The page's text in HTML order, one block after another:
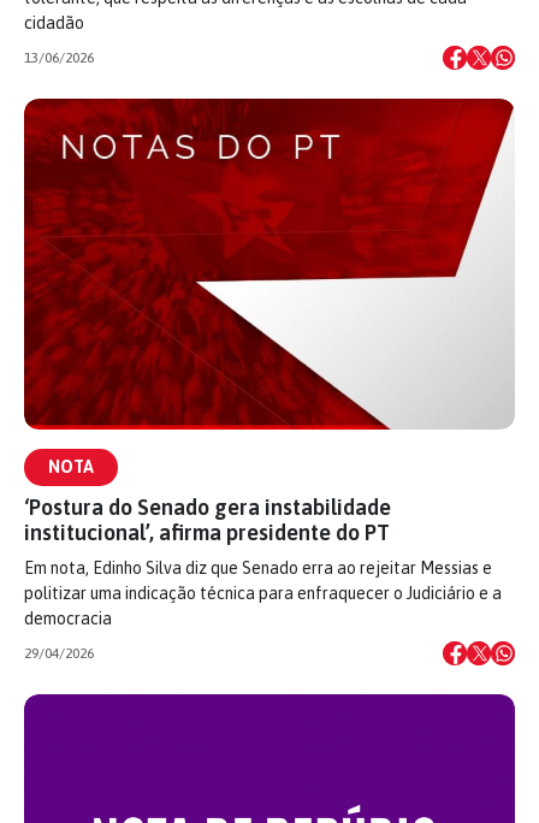
cidadão
13/06/2026
NOTA
‘Postura do Senado gera instabilidade
institucional’, afirma presidente do PT
Em nota, Edinho Silva diz que Senado erra ao rejeitar Messias e
politizar uma indicação técnica para enfraquecer o Judiciário e a
democracia
29/04/2026